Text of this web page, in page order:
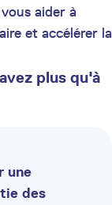
aider à
et accélérer la
plus qu'à
une
des